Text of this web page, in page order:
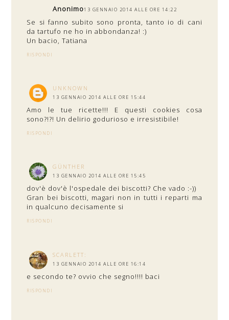
Anonimo13 GENNAIO 2014 ALLE ORE 14:22
Se si fanno subito sono pronta, tanto io di cani
da tartufo ne ho in abbondanza! :)
Un bacio, Tatiana
RISPONDI
UNKNOWN
13 GENNAIO 2014 ALLE ORE 15:44
Amo le tue ricette!!! E questi cookies cosa
sono?!?! Un delirio godurioso e irresistibile!
RISPONDI
GÜNTHER
13 GENNAIO 2014 ALLE ORE 15:45
dov'è dov'è l'ospedale dei biscotti? Che vado :-))
Gran bei biscotti, magari non in tutti i reparti ma
in qualcuno decisamente si
RISPONDI
SCARLETT:
13 GENNAIO 2014 ALLE ORE 16:14
e secondo te? ovvio che segno!!!! baci
RISPONDI